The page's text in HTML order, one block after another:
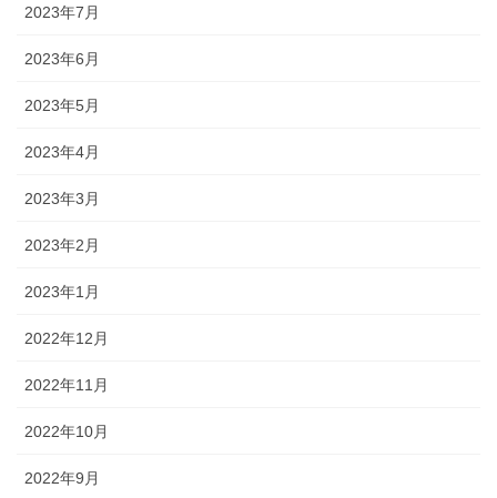
2023年7月
2023年6月
2023年5月
2023年4月
2023年3月
2023年2月
2023年1月
2022年12月
2022年11月
2022年10月
2022年9月